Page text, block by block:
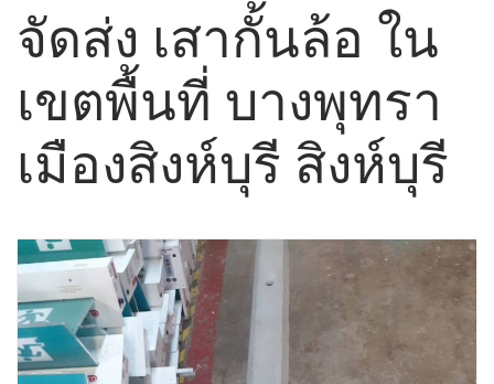
จัดส่ง เสากั้นล้อ ใน
เขตพื้นที่ บางพุทรา
เมืองสิงห์บุรี สิงห์บุรี